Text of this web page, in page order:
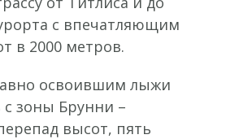
с впечатляющим
в 2000 метров.
освоившим лыжи
зоны Брунни –
высот, пять